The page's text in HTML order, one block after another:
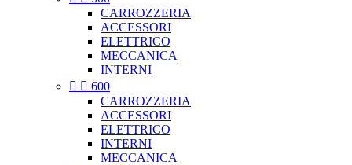
CARROZZERIA
ACCESSORI
ELETTRICO
MECCANICA
INTERNI
  600
CARROZZERIA
ACCESSORI
ELETTRICO
INTERNI
MECCANICA